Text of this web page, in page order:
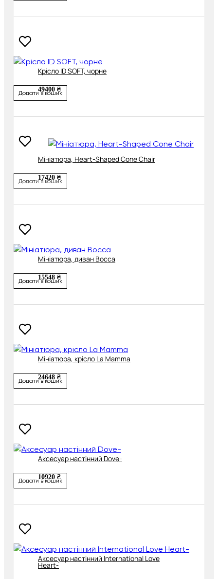
Крісло ID SOFT, чорне
49400 ₴
Додати в кошик
Мініатюра, Heart-Shaped Cone Chair
17420 ₴
Додати в кошик
Мініатюра, диван Bocca
15548 ₴
Додати в кошик
Мініатюра, крісло La Mamma
24648 ₴
Додати в кошик
Аксесуар настінний Dove-
10920 ₴
Додати в кошик
Аксесуар настінний International Love
Heart-